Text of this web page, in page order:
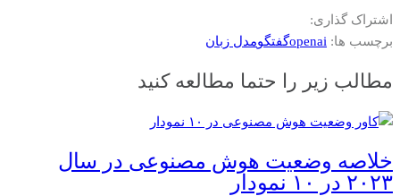
اشتراک گذاری:
برچسب ها: openaiگفتگومدل زبان
مطالب زیر را حتما مطالعه کنید
خلاصه وضعیت هوش مصنوعی در سال
۲۰۲۳ در ۱۰ نمودار